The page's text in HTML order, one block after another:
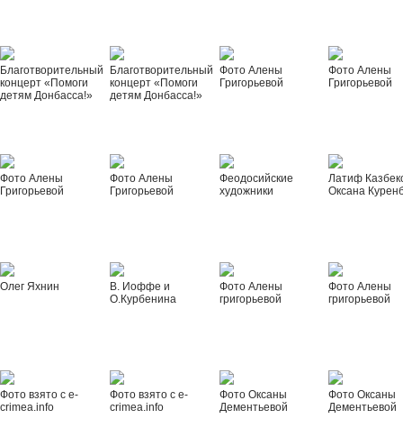
Благотворительный
концерт «Помоги
детям Донбасса!»
Благотворительный
концерт «Помоги
детям Донбасса!»
Фото Алены
Григорьевой
Фото Алены
Григорьевой
Фото Алены
Григорьевой
Фото Алены
Григорьевой
Феодосийские
художники
Латиф
Оксана
Олег Яхнин
В. Иоффе и
О.Курбенина
Фото Алены
григорьевой
Фото Алены
григорьевой
Фото взято с e-
crimea.info
Фото взято с e-
crimea.info
Фото Оксаны
Дементьевой
Фото Оксаны
Дементьевой